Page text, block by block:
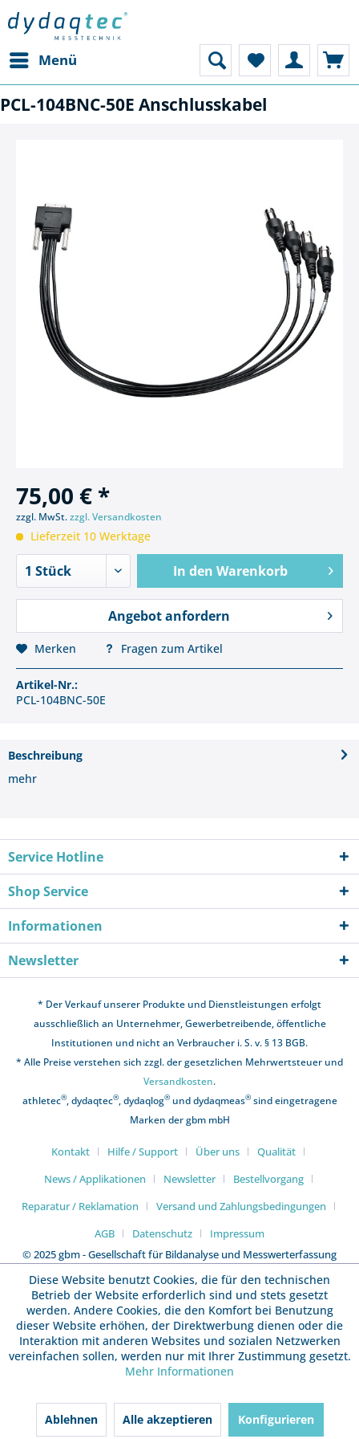
Menü
PCL-104BNC-50E Anschlusskabel
75,00 € *
zzgl. MwSt.zzgl. Versandkosten
Lieferzeit 10 Werktage
In den Warenkorb
Angebot anfordern
Merken Fragen zum Artikel
Artikel-Nr.:
PCL-104BNC-50E
Beschreibung
mehr
Service Hotline
Shop Service
Informationen
Newsletter
* Der Verkauf unserer Produkte und Dienstleistungen erfolgt
ausschließlich an Unternehmer, Gewerbetreibende, öffentliche
Institutionen und nicht an Verbraucher i. S. v. § 13 BGB.
* Alle Preise verstehen sich zzgl. der gesetzlichen Mehrwertsteuer und
Versandkosten.
athletec®, dydaqtec®, dydaqlog®und dydaqmeas®sind eingetragene
Marken der gbm mbH
Kontakt Hilfe / Support Über uns
Qualität
News / Applikationen
Newsletter
Bestellvorgang
Reparatur / Reklamation
Versand und Zahlungsbedingungen
AGB
Datenschutz
Impressum
© 2025 gbm - Gesellschaft für Bildanalyse und Messwerterfassung
mbH
Diese Website benutzt Cookies, die für den technischen
Betrieb der Website erforderlich sind und stets gesetzt
werden. Andere Cookies, die den Komfort bei Benutzung
dieser Website erhöhen, der Direktwerbung dienen oder die
Interaktion mit anderen Websites und sozialen Netzwerken
vereinfachen sollen, werden nur mit Ihrer Zustimmung gesetzt.
Mehr Informationen
Ablehnen Alle akzeptieren Konfigurieren